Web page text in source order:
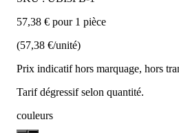
57,38 € pour 1 pièce
(57,38 €/unité)
Prix indicatif hors marquage, hors
Tarif dégressif selon quantité.
couleurs